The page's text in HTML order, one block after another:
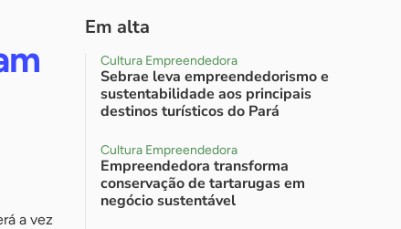
a vez
Em alta
Cultura Empreendedora
Sebrae leva empreendedorismo e
sustentabilidade aos principais
destinos turísticos do Pará
Cultura Empreendedora
Empreendedora transforma
conservação de tartarugas em
negócio sustentável